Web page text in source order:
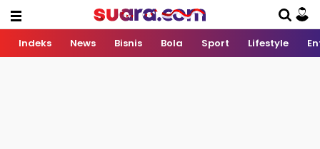
Indeks News Bisnis Bola Sport Lifestyle